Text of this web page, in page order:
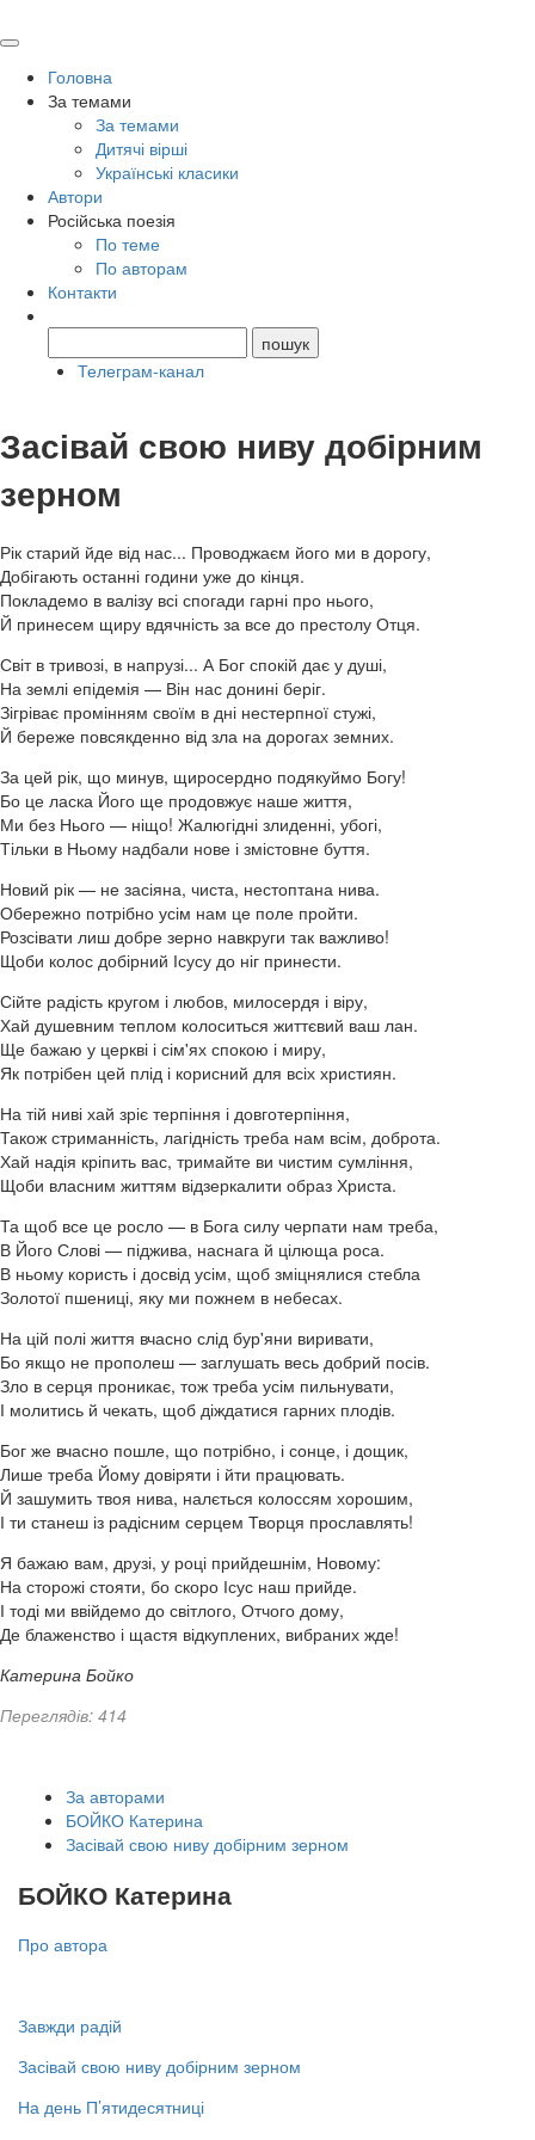
Головна
За темами
За темами
Дитячі вірші
Українські класики
Автори
Російська поезія
По теме
По авторам
Контакти
Телеграм-канал
Засівай свою ниву добірним
зерном
Рік старий йде від нас... Проводжаєм його ми в дорогу,
Добігають останні години уже до кінця.
Покладемо в валізу всі спогади гарні про нього,
Й принесем щиру вдячність за все до престолу Отця.
Світ в тривозі, в напрузі... А Бог спокій дає у душі,
На землі епідемія — Він нас донині беріг.
Зігріває промінням своїм в дні нестерпної стужі,
Й береже повсякденно від зла на дорогах земних.
За цей рік, що минув, щиросердно подякуймо Богу!
Бо це ласка Його ще продовжує наше життя,
Ми без Нього — ніщо! Жалюгідні злиденні, убогі,
Тільки в Ньому надбали нове і змістовне буття.
Новий рік — не засіяна, чиста, нестоптана нива.
Обережно потрібно усім нам це поле пройти.
Розсівати лиш добре зерно навкруги так важливо!
Щоби колос добірний Ісусу до ніг принести.
Сійте радість кругом і любов, милосердя і віру,
Хай душевним теплом колоситься життєвий ваш лан.
Ще бажаю у церкві і сім'ях спокою і миру,
Як потрібен цей плід і корисний для всіх християн.
На тій ниві хай зріє терпіння і довготерпіння,
Також стриманність, лагідність треба нам всім, доброта.
Хай надія кріпить вас, тримайте ви чистим сумління,
Щоби власним життям відзеркалити образ Христа.
Та щоб все це росло — в Бога силу черпати нам треба,
В Його Слові — піджива, наснага й цілюща роса.
В ньому користь і досвід усім, щоб зміцнялися стебла
Золотої пшениці, яку ми пожнем в небесах.
На цій полі життя вчасно слід бур'яни виривати,
Бо якщо не прополеш — заглушать весь добрий посів.
Зло в серця проникає, тож треба усім пильнувати,
І молитись й чекать, щоб діждатися гарних плодів.
Бог же вчасно пошле, що потрібно, і сонце, і дощик,
Лише треба Йому довіряти і йти працювать.
Й зашумить твоя нива, налється колоссям хорошим,
І ти станеш із радісним серцем Творця прославлять!
Я бажаю вам, друзі, у році прийдешнім, Новому:
На сторожі стояти, бо скоро Ісус наш прийде.
І тоді ми ввійдемо до світлого, Отчого дому,
Де блаженство і щастя відкуплених, вибраних жде!
Катерина Бойко
Переглядів: 414
За авторами
БОЙКО Катерина
Засівай свою ниву добірним зерном
БОЙКО Катерина
Про автора
Завжди радій
Засівай свою ниву добірним зерном
На день П’ятидесятниці